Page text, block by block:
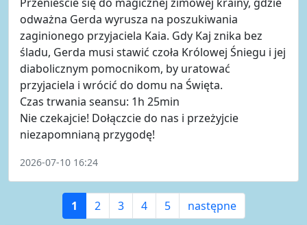
odważna Gerda wyrusza na poszukiwania
zaginionego przyjaciela Kaia. Gdy Kaj znika bez
śladu, Gerda musi stawić czoła Królowej Śniegu i jej
diabolicznym pomocnikom, by uratować
przyjaciela i wrócić do domu na Święta.
Czas trwania seansu: 1h 25min
Nie czekajcie! Dołączcie do nas i przeżyjcie
niezapomnianą przygodę!
2026-07-10 16:24
1 2 3 4 5 następne